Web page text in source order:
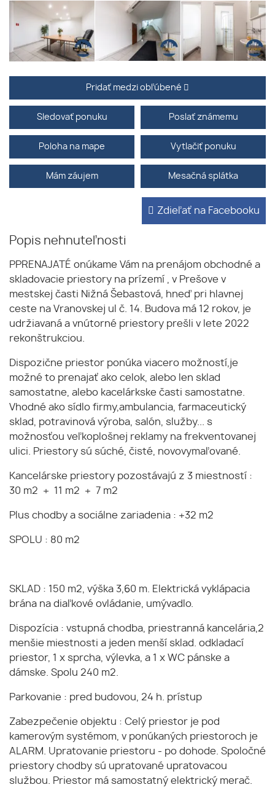
Pridať medzi obľúbené
Sledovať ponuku Poslať známemu
Poloha na mape Vytlačiť ponuku
Mám záujem Mesačná splátka
Popis nehnuteľnosti
Zdieľať na Facebooku
PPRENAJATÉ onúkame Vám na prenájom obchodné a
skladovacie priestory na prízemí , v Prešove v
mestskej časti Nižná Šebastová, hneď pri hlavnej
ceste na Vranovskej ul č. 14. Budova má 12 rokov, je
udržiavaná a vnútorné priestory prešli v lete 2022
rekonštrukciou.
Dispozične priestor ponúka viacero možností,je
možné to prenajať ako celok, alebo len sklad
samostatne, alebo kacelárkske časti samostatne.
Vhodné ako sídlo firmy,ambulancia, farmaceutický
sklad, potravinová výroba, salón, služby... s
možnosťou veľkoplošnej reklamy na frekventovanej
ulici. Priestory sú súché, čisté, novovymaľované.
Kancelárske priestory pozostávajú z 3 miestností :
30 m2 + 11 m2 + 7 m2
Plus chodby a sociálne zariadenia : +32 m2
SPOLU : 80 m2
SKLAD : 150 m2, výška 3,60 m. Elektrická vyklápacia
brána na diaľkové ovládanie, umývadlo.
Dispozícia : vstupná chodba, priestranná kancelária,2
menšie miestnosti a jeden menší sklad. odkladací
priestor, 1 x sprcha, výlevka, a 1 x WC pánske a
dámske. Spolu 240 m2.
Parkovanie : pred budovou, 24 h. prístup
Zabezpečenie objektu : Celý priestor je pod
kamerovým systémom, v ponúkaných priestoroch je
ALARM. Upratovanie priestoru - po dohode. Spoločné
priestory chodby sú upratované upratovacou
službou. Priestor má samostatný elektrický merač.